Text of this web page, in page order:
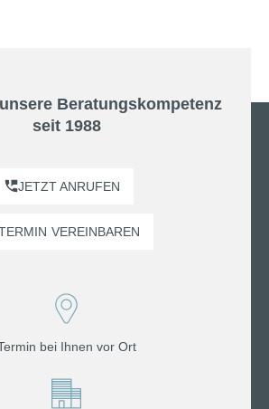
Beratungskompetenz
seit 1988
JETZT ANRUFEN
VEREINBAREN
bei Ihnen vor Ort